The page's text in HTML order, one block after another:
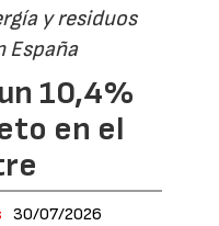
y residuos
España
10,4%
en el
30/07/2026